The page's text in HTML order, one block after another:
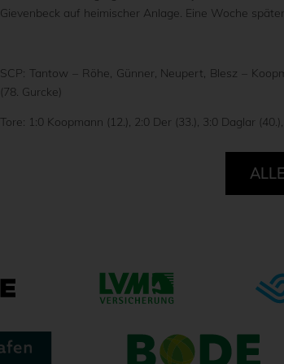
Gievenbeck auf heimischer Anlage. Eine Woche
SCP: Tantow – Röhe, Günner, Neupert, Blesz –
(78. Gurcke)
Tore: 1:0 Koopmann (12.), 2:0 Der (33.), 3:0 Daglar